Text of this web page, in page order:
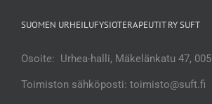
SUOMEN URHEILUFYSIOTERAPEUTIT RY SUFT
Osoite: Urhea-halli, Mäkelänkatu 47,
Toimiston sähköposti: toimisto@suft.fi